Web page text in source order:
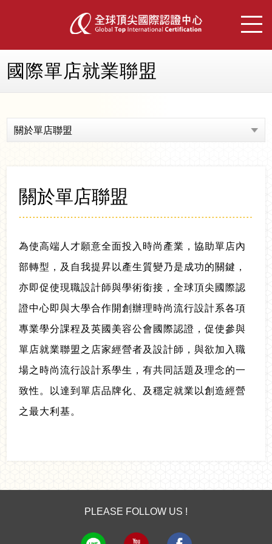
國際單店就業聯盟
關於單店聯盟
關於單店聯盟
為使高端人才願意全面投入時尚產業，協助單店內
部轉型，及自我提昇以產生質變乃是成功的關鍵，
亦即促使現職設計師與學術銜接，全球頂尖國際認
證中心即與大學合作開創辦理時尚流行設計系各項
專業學分課程及英國美容公會國際認證，促使參與
單店就業聯盟之店家經營者及設計師，與欲加入職
場之時尚流行設計系學生，有共同話題及理念的一
致性。以達到單店品牌化、及穩定就業以創造經營
之最大利基。
PLEASE FOLLOW US !